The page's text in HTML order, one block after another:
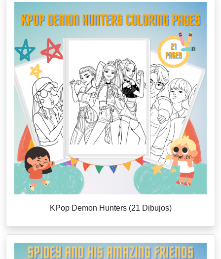
KPop Demon Hunters (21 Dibujos)